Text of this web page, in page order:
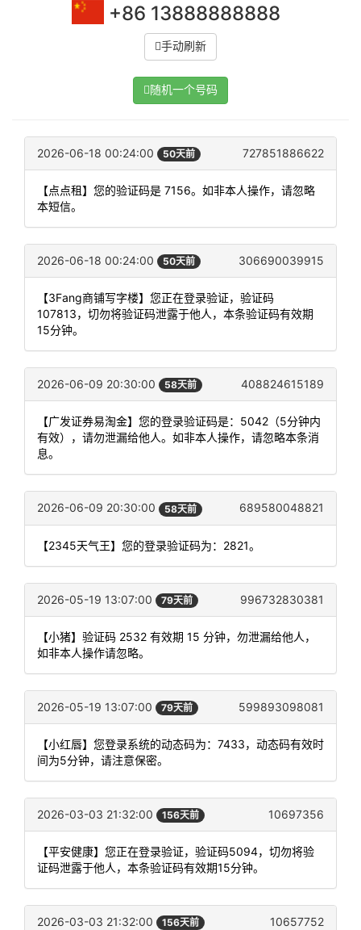
+86 13888888888
手动刷新
随机一个号码
2026-06-18 00:24:00 50天前 727851886622
【点点租】您的验证码是 7156。如非本人操作，请忽略
本短信。
2026-06-18 00:24:00 50天前 306690039915
【3Fang商铺写字楼】您正在登录验证，验证码
107813，切勿将验证码泄露于他人，本条验证码有效期
15分钟。
2026-06-09 20:30:00 58天前 408824615189
【广发证券易淘金】您的登录验证码是：5042（5分钟内
有效），请勿泄漏给他人。如非本人操作，请忽略本条消
息。
2026-06-09 20:30:00 58天前 689580048821
【2345天气王】您的登录验证码为：2821。
2026-05-19 13:07:00 79天前 996732830381
【小猪】验证码 2532 有效期 15 分钟，勿泄漏给他人，
如非本人操作请忽略。
2026-05-19 13:07:00 79天前 599893098081
【小红唇】您登录系统的动态码为：7433，动态码有效时
间为5分钟，请注意保密。
2026-03-03 21:32:00 156天前 10697356
【平安健康】您正在登录验证，验证码5094，切勿将验
证码泄露于他人，本条验证码有效期15分钟。
2026-03-03 21:32:00 156天前 10657752